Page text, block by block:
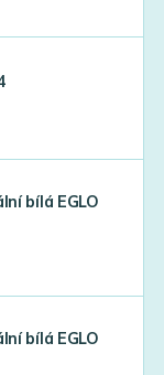
bílá EGLO
bílá EGLO